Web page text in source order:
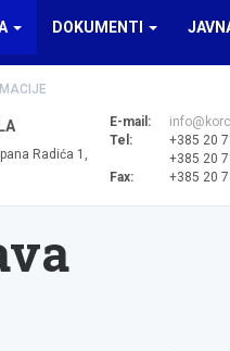
DOKUMENTI
Radića 1,
E-mail:
Tel:
+385 20
+385 20
Fax:
+385 20